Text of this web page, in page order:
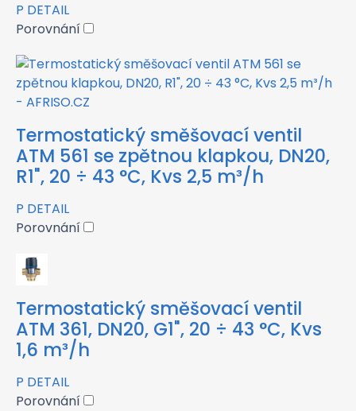
P DETAIL
Porovnání
Termostatický směšovací ventil
ATM 561 se zpětnou klapkou, DN20,
R1", 20 ÷ 43 °C, Kvs 2,5 m³/h
P DETAIL
Porovnání
Termostatický směšovací ventil
ATM 361, DN20, G1", 20 ÷ 43 °C, Kvs
1,6 m³/h
P DETAIL
Porovnání